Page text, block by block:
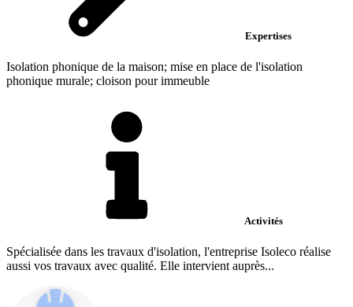
Expertises
Isolation phonique de la maison; mise en place de l'isolation
phonique murale; cloison pour immeuble
Activités
Spécialisée dans les travaux d'isolation, l'entreprise Isoleco réalise
aussi vos travaux avec qualité. Elle intervient auprès...